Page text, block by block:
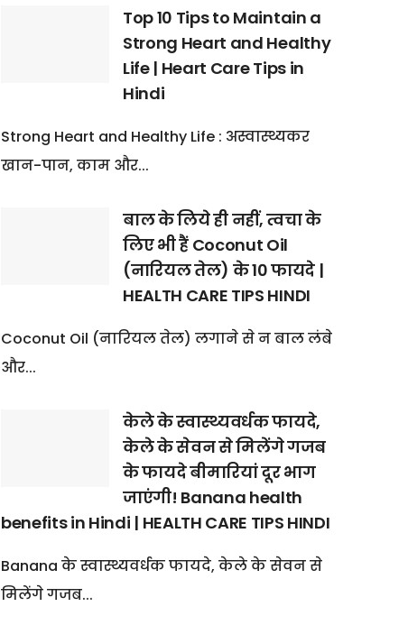
Top 10 Tips to Maintain a
Strong Heart and Healthy
Life | Heart Care Tips in
Hindi
Strong Heart and Healthy Life : अस्वास्थ्यकर
खान-पान, काम और...
बाल के लिये ही नहीं, त्वचा के
लिए भी हैं Coconut Oil
(नारियल तेल) के 10 फायदे |
HEALTH CARE TIPS HINDI
Coconut Oil (नारियल तेल) लगाने से न बाल लंबे
और...
केले के स्वास्थ्यवर्धक फायदे,
केले के सेवन से मिलेंगे गजब
के फायदे बीमारियां दूर भाग
जाएंगी! Banana health
benefits in Hindi | HEALTH CARE TIPS HINDI
Banana के स्वास्थ्यवर्धक फायदे, केले के सेवन से
मिलेंगे गजब...